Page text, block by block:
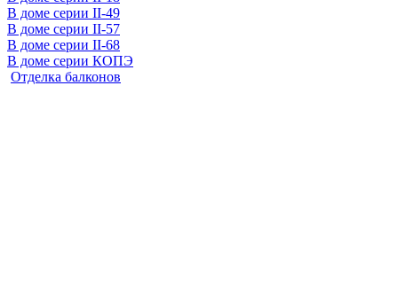
В доме серии II-49
В доме серии II-57
В доме серии II-68
В доме серии КОПЭ
Отделка балконов